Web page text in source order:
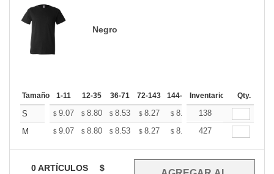
Negro
Tamaño 1-11 12-35 36-71 72-143 144-287 288 + Mas
Inventario Qty.
S $ 9.07 $ 8.80 $ 8.53 $ 8.27 $ 8.00 $7.86
138
M
$ 9.07 $ 8.80 $ 8.53 $ 8.27 $ 8.00 $7.86
427
0ARTÍCULOS
$